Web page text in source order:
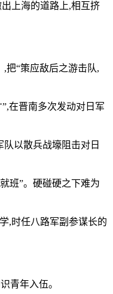
上海的道路上,相互挤
把“策应敌后之游击队,
在晋南多次发动对日军
以散兵战壕阻击对日
班”。硬碰硬之下难为
,时任八路军副参谋长的
青年入伍。